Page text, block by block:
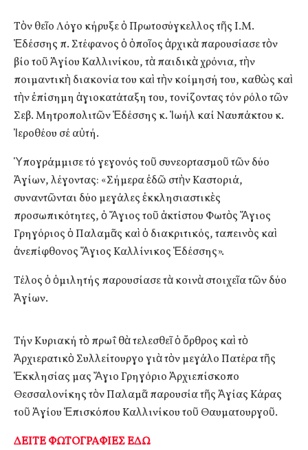
Τὸν θεῖο Λόγο κήρυξε ὁ Πρωτοσύγκελλος τῆς Ι.Μ.
Ἐδέσσης π. Στέφανος ὁ ὁποῖος ἀρχικὰ παρουσίασε τὸν
βίο τοῦ Ἁγίου Καλλινίκου, τὰ παιδικὰ χρόνια, τὴν
ποιμαντικὴ διακονία του καὶ τὴν κοίμησή του, καθὼς καὶ
τὴν ἐπίσημη ἁγιοκατάταξη του, τονίζοντας τόν ρόλο τῶν
Σεβ. Μητροπολιτῶν Ἐδέσσης κ. Ἰωήλ καί Ναυπάκτου κ.
Ἱεροθέου σέ αὐτή.
Ὑπογράμμισε τό γεγονός τοῦ συνεορτασμοῦ τῶν δύο
Ἁγίων, λέγοντας: «Σήμερα ἐδῶ στὴν Καστοριά,
συναντῶνται δύο μεγάλες ἐκκλησιαστικὲς
προσωπικότητες, ὁ Ἅγιος τοῦ ἀκτίστου Φωτὸς Ἅγιος
Γρηγόριος ὁ Παλαμᾶς καὶ ὁ διακριτικός, ταπεινὸς καὶ
ἀνεπίφθονος Ἅγιος Καλλίνικος Ἐδέσσης».
Τέλος ὁ ὁμιλητής παρουσίασε τὰ κοινὰ στοιχεῖα τῶν δύο
Ἁγίων.
Τήν Κυριακή τὸ πρωΐ θὰ τελεσθεῖ ὁ ὄρθρος καὶ τὸ
Ἀρχιερατικὸ Συλλείτουργο γιὰ τὸν μεγάλο Πατέρα τῆς
Ἐκκλησίας μας Ἅγιο Γρηγόριο Ἀρχιεπίσκοπο
Θεσσαλονίκης τὸν Παλαμᾶ παρουσία τῆς Ἁγίας Κάρας
τοῦ Ἁγίου Ἐπισκόπου Καλλινίκου τοῦ Θαυματουργοῦ.
ΔΕΙΤΕ ΦΩΤΟΓΡΑΦΙΕΣ ΕΔΩ